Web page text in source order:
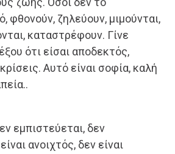
φθονούν, ζηλεύουν, μιμούνται,
καταστρέφουν. Γίνε
ότι είσαι αποδεκτός,
Αυτό είναι σοφία, καλή
εμπιστεύεται, δεν
ανοιχτός, δεν είναι